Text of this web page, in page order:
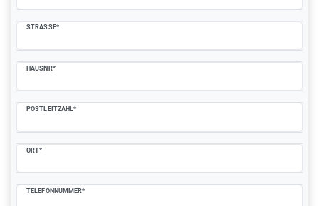
STRASSE*
HAUSNR*
POSTLEITZAHL*
ORT*
TELEFONNUMMER*